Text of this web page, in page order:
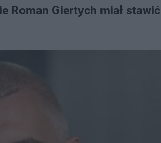
Roman Giertych miał